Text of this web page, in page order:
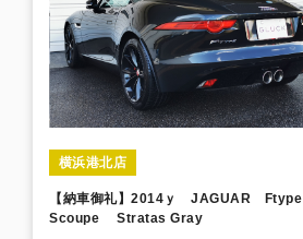
横浜港北店
【納車御礼】2014ｙ JAGUAR Ftype
Scoupe Stratas Gray